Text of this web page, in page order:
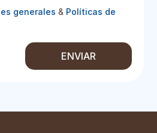
generales & Políticas de
ENVIAR